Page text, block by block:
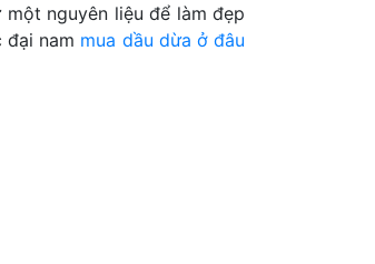
nguyên liệu để làm đẹp
đại nam mua dầu dừa ở đâu